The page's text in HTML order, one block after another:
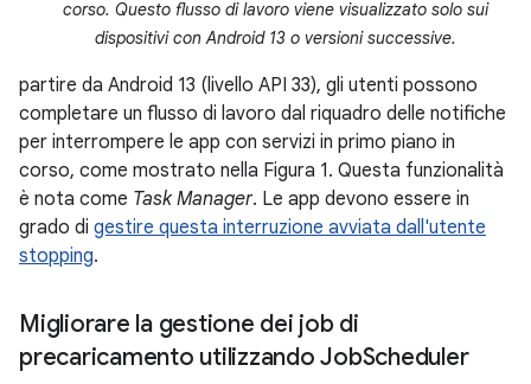
corso. Questo flusso di lavoro viene visualizzato solo sui
dispositivi con Android 13 o versioni successive.
partire da Android 13 (livello API 33), gli utenti possono
completare un flusso di lavoro dal riquadro delle notifiche
per interrompere le app con servizi in primo piano in
corso, come mostrato nella Figura 1. Questa funzionalità
è nota come Task Manager. Le app devono essere in
grado di gestire questa interruzione avviata dall'utente
stopping.
Migliorare la gestione dei job di
precaricamento utilizzando JobScheduler